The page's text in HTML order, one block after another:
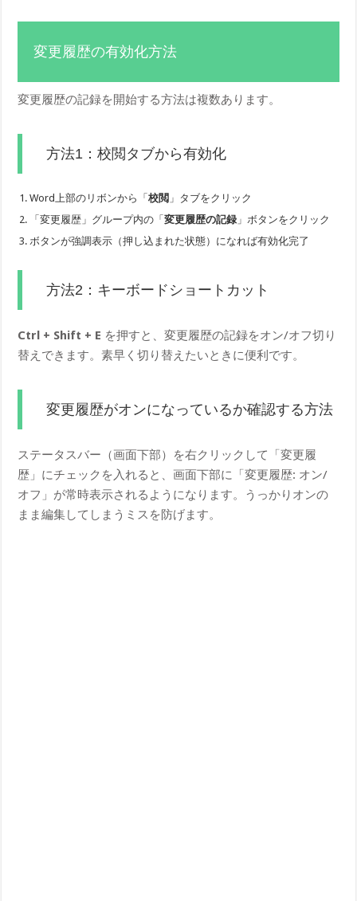
変更履歴の有効化方法
変更履歴の記録を開始する方法は複数あります。
方法1：校閲タブから有効化
Word上部のリボンから「校閲 」タブをクリック
「変更履歴」グループ内の「変更履歴の記録 」ボタンをクリック
ボタンが強調表示（押し込まれた状態）になれば有効化完了
方法2：キーボードショートカット
Ctrl + Shift + E を押すと、変更履歴の記録をオン/オフ切り
替えできます。素早く切り替えたいときに便利です。
変更履歴がオンになっているか確認する方法
ステータスバー（画面下部）を右クリックして「変更履
歴」にチェックを入れると、画面下部に「変更履歴: オン/
オフ」が常時表示されるようになります。うっかりオンの
まま編集してしまうミスを防げます。